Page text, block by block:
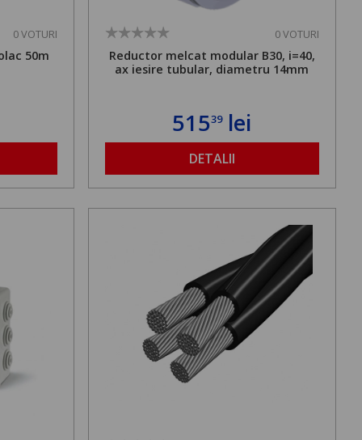
0 VOTURI
50m
0 VOTURI
Reductor melcat modular B30, i=40,
ax iesire tubular, diametru 14mm
51539lei
DETALII